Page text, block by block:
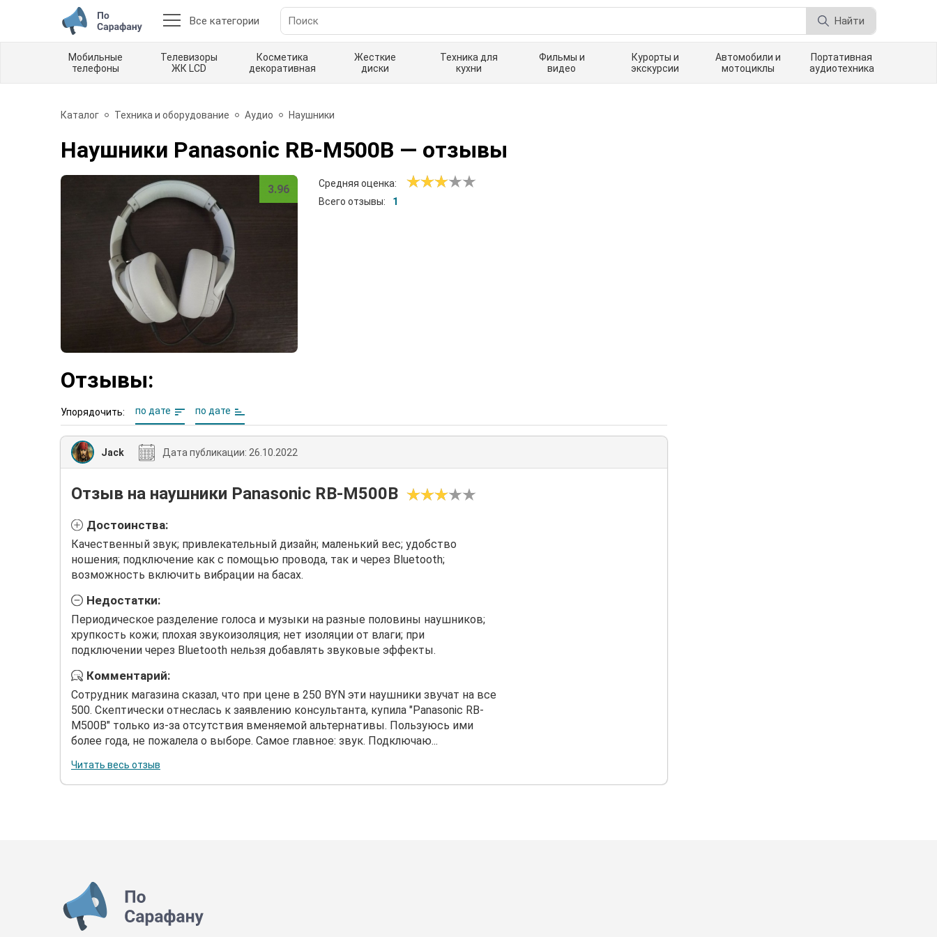
Все категории Найти
Мобильные
телефоны
Телевизоры
ЖК LCD
Косметика
декоративная
Жесткие
диски
Техника для
кухни
Фильмы и
видео
Курорты и
экскурсии
Автомобили и
мотоциклы
Портативная
аудиотехника
Каталог Техника и оборудование Аудио Наушники
Наушники Panasonic RB-M500B — отзывы
3.96
Средняя оценка:
Всего отзывы:
1
Отзывы:
Упорядочить: по дате по дате
Jack Дата публикации: 26.10.2022
Отзыв на наушники Panasonic RB-M500B
Достоинства:
Качественный звук; привлекательный дизайн; маленький вес; удобство
ношения; подключение как с помощью провода, так и через Bluetooth;
возможность включить вибрации на басах.
Недостатки:
Периодическое разделение голоса и музыки на разные половины наушников;
хрупкость кожи; плохая звукоизоляция; нет изоляции от влаги; при
подключении через Bluetooth нельзя добавлять звуковые эффекты.
Комментарий:
Сотрудник магазина сказал, что при цене в 250 BYN эти наушники звучат на все
500. Скептически отнеслась к заявлению консультанта, купила "Panasonic RB-
M500B" только из-за отсутствия вменяемой альтернативы. Пользуюсь ими
более года, не пожалела о выборе. Самое главное: звук. Подключаю...
Читать весь отзыв